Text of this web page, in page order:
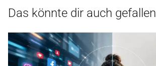
Das könnte dir auch gefallen